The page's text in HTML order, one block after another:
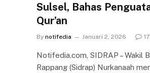
Sulsel, Bahas
Qur’an
By notifedia Januari 2, 2026 17
Notifedia.com, SIDRAP – Wakil
Rappang (Sidrap) Nurkanaah